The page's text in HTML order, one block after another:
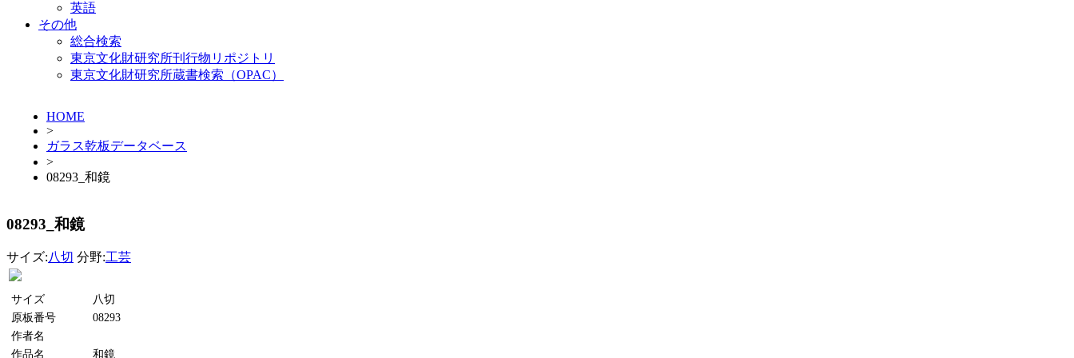
英語
その他
総合検索
東京文化財研究所刊行物リポジトリ
東京文化財研究所蔵書検索（OPAC）
HOME
>
ガラス乾板データベース
>
08293_和鏡
08293_和鏡
サイズ:八切 分野:工芸
サイズ
八切
原板番号
08293
作者名
作品名
和鏡